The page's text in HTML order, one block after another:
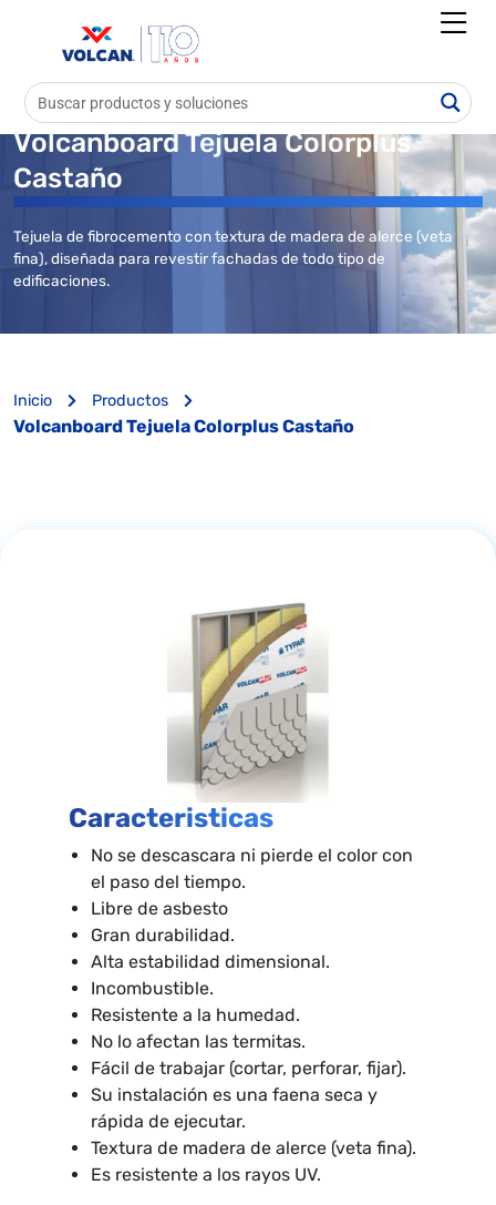
Volcanboard Tejuela Colorplus
Castaño
Tejuela de fibrocemento con textura de madera de alerce (veta
fina), diseñada para revestir fachadas de todo tipo de
edificaciones.
Inicio Productos
Volcanboard Tejuela Colorplus Castaño
Caracteristicas
No se descascara ni pierde el color con
el paso del tiempo.
Libre de asbesto
Gran durabilidad.
Alta estabilidad dimensional.
Incombustible.
Resistente a la humedad.
No lo afectan las termitas.
Fácil de trabajar (cortar, perforar, fijar).
Su instalación es una faena seca y
rápida de ejecutar.
Textura de madera de alerce (veta fina).
Es resistente a los rayos UV.